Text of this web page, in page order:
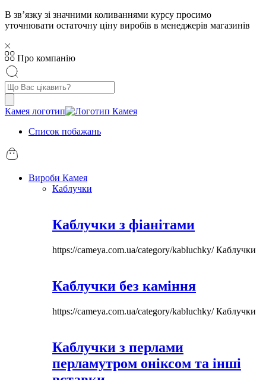
В звʼязку зі значними коливаннями курсу просимо
уточнювати остаточну ціну виробів в менеджерів магазинів
Про компанію
Пошук
товарів
Камея логотип
Список побажань
Вироби Камея
Каблучки
Каблучки з фіанітами
https://cameya.com.ua/category/kabluchky/Каблучки
Каблучки без каміння
https://cameya.com.ua/category/kabluchky/Каблучки
Каблучки з перлами
перламутром оніксом та інші